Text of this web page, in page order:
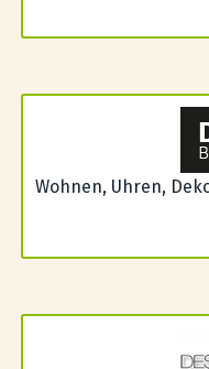
Wohnen, Uhren,